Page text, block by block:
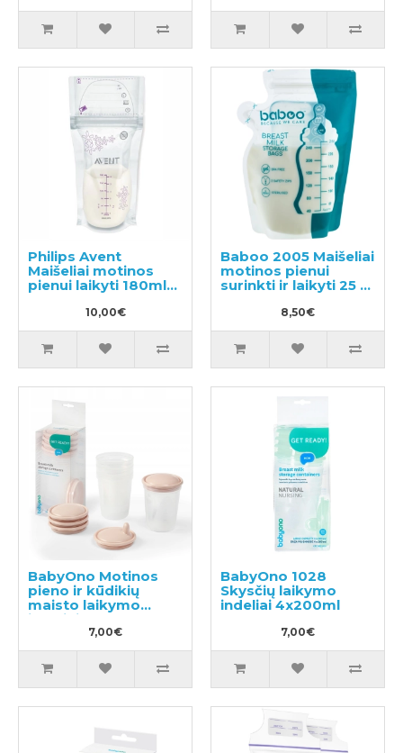
Philips Avent
Maišeliai motinos
pienui laikyti 180ml
10,00€
Baboo 2005 Maišeliai
motinos pienui
surinkti ir laikyti 25 x
8,50€
BabyOno Motinos
pieno ir kūdikių
maisto laikymo
indeliai 4vnt
7,00€
BabyOno 1028
Skysčių laikymo
indeliai 4x200ml
7,00€